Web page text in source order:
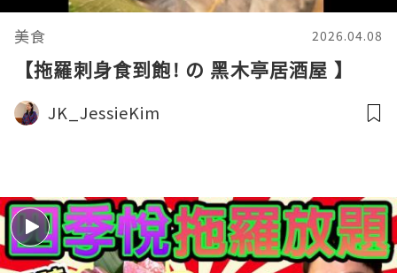
美食 2026.04.08
【拖羅刺身食到飽! の 黑木亭居酒屋 】
JK_JessieKim